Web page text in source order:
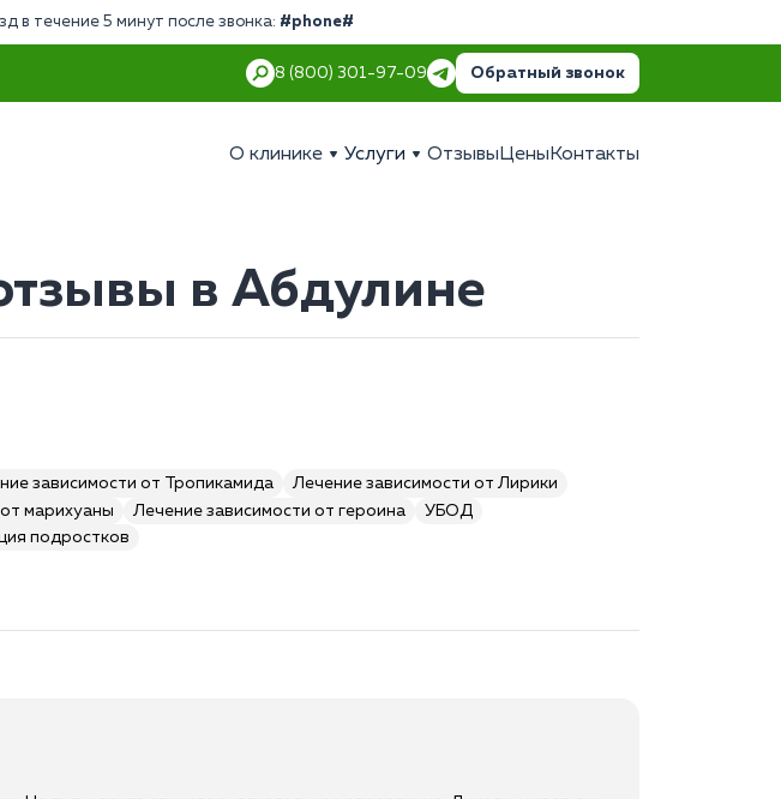
в течение 5 минут после звонка: #phone#
8 (800) 301-97-09 Обратный звонок
О клинике Услуги Отзывы Цены Контакты
в Абдулине
зависимости от Тропикамида
Лечение зависимости от Лирики
марихуаны Лечение зависимости от героина
УБОД
подростков